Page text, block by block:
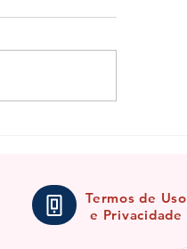
Termos de Uso
e Privacidade